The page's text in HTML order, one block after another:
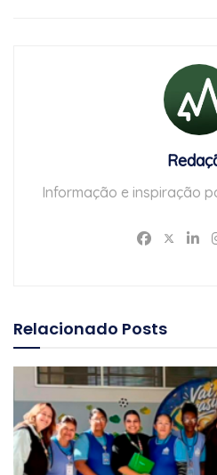
Informação e inspiração
Relacionado Posts